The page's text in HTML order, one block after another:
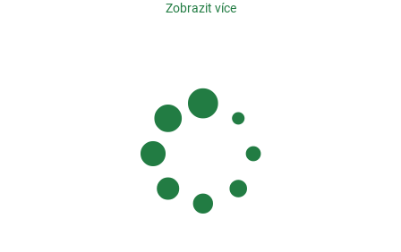
umožňuje použití konstrukčních úhelníků (nerezových) v interiéru i
aplikace i bez prolisu). V nabídce je různý počet i tvar otvorů pro
různé přichycení. Specialitou je úhelník ve tvaru Z, nastavitelný a
Zobrazit více